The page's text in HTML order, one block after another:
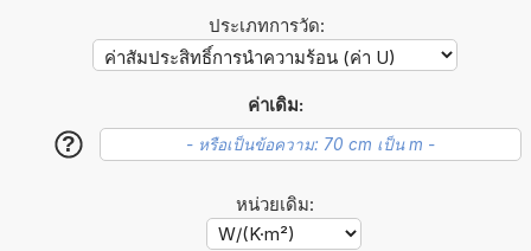
ประเภทการวัด:
ค่าเดิม:
?
หน่วยเดิม: